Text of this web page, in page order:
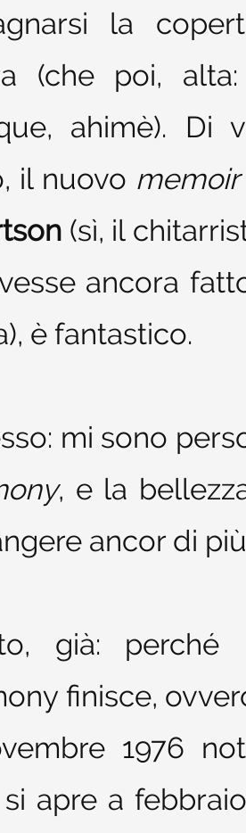
la
(che poi,
ahimè). Di
il nuovo memoir
(sì, il
ancora
è fantastico.
mi sono
, e la
ancor di
già: perché
finisce,
1976
apre a